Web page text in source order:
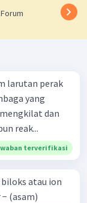
larutan perak
yang
dan
reak...
terverifikasi
atau ion
− (asam)